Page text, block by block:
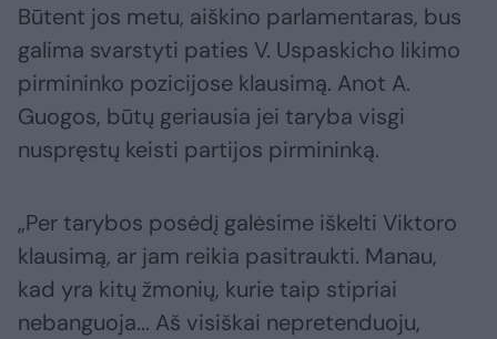
Būtent jos metu, aiškino parlamentaras, bus
galima svarstyti paties V. Uspaskicho likimo
pirmininko pozicijose klausimą. Anot A.
Guogos, būtų geriausia jei taryba visgi
nuspręstų keisti partijos pirmininką.
„Per tarybos posėdį galėsime iškelti Viktoro
klausimą, ar jam reikia pasitraukti. Manau,
kad yra kitų žmonių, kurie taip stipriai
nebanguoja... Aš visiškai nepretenduoju,